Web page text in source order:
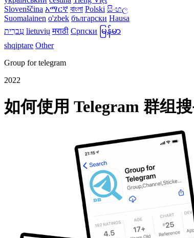
Slovenščina አማርኛ বাংলা Polski සිංහල
Suomalainen o'zbek български Hausa
עִברִית lietuvių मराठी Српски မြန်မာ
shqiptare Other
Group for telegram
2022
如何使用 Telegram 群组